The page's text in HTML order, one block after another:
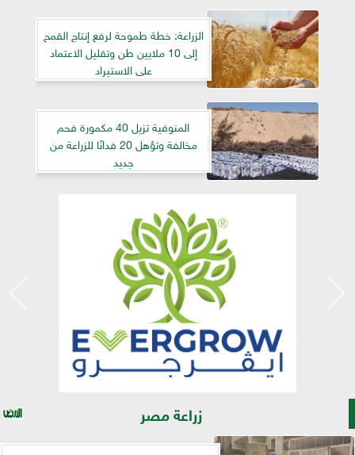
الزراعة: خطة طموحة لرفع إنتاج القمح
إلى 10 ملايين طن وتقليل الاعتماد
على الاستيراد
المنوفية تزيل 40 مكمورة فحم
مخالفة وتؤهل 20 فدانًا للزراعة من
جديد
زراعة مصر